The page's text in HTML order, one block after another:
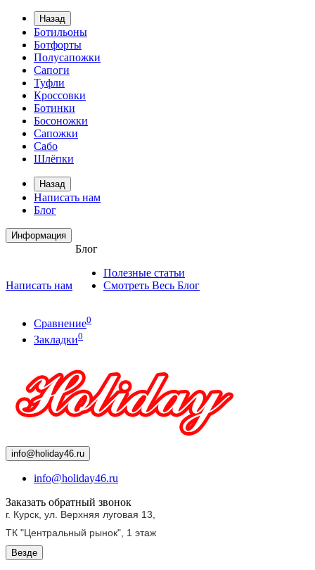
Назад
Ботильоны
Ботфорты
Полусапожки
Сапоги
Туфли
Кроссовки
Ботинки
Босоножки
Сапожки
Сабо
Шлёпки
Назад
Написать нам
Блог
Информация
Написать нам
Блог
Полезные статьи
Смотреть Весь Блог
Сравнение0
Закладки0
info@holiday46.ru
info@holiday46.ru
Заказать обратный звонок
г. Курск, ул. Верхняя луговая 13,
ТК "Центральный рынок", 1 этаж
Везде